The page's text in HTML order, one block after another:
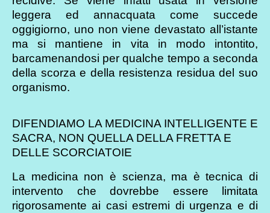
leggera ed annacquata come succede
oggigiorno, uno non viene devastato all’istante
ma si mantiene in vita in modo intontito,
barcamenandosi per qualche tempo a seconda
della scorza e della resistenza residua del suo
organismo.
DIFENDIAMO LA MEDICINA INTELLIGENTE E
SACRA, NON QUELLA DELLA FRETTA E
DELLE SCORCIATOIE
La medicina non è scienza, ma è tecnica di
intervento che dovrebbe essere limitata
rigorosamente ai casi estremi di urgenza e di